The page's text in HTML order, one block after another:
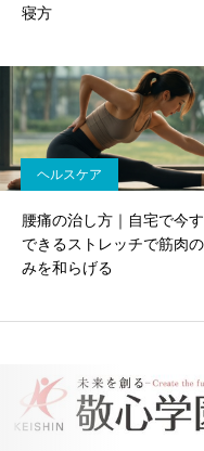
寝方
ヘルスケア
腰痛の治し方｜自宅で今
できるストレッチで筋肉
みを和らげる